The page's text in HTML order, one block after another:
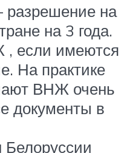
на
на 3 года.
если имеются
На практике
ВНЖ очень
документы в
Белоруссии